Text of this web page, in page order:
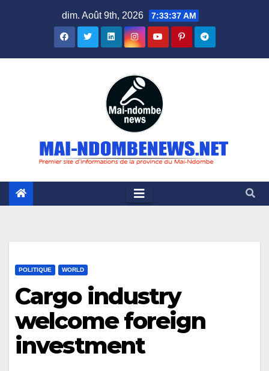
dim. Août 9th, 2026 7:33:38 AM
POLITIQUE WORLD
Cargo industry
welcome foreign
investment